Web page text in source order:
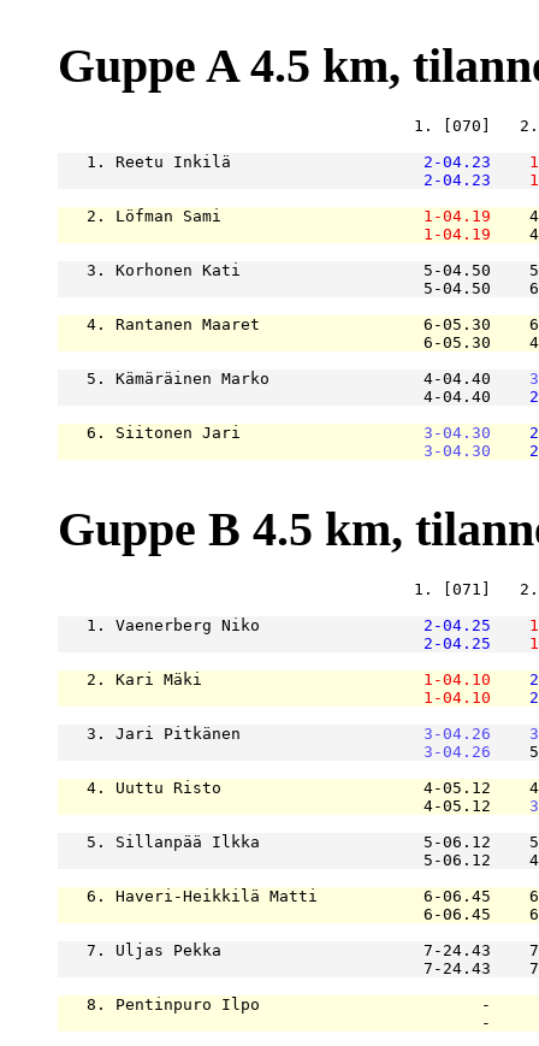
Guppe A 4.5 km,
1. [070]
   1. Reetu Inkilä
2-04.23
2-04.23
   2. Löfman Sami
1-04.19
1-04.19
3. Korhonen Kati                   5-04.50
5-04.50
4. Rantanen Maaret                 6-05.30
6-05.30
   5. Kämäräinen Marko                4-04.40
                                      4-04.40
   6. Siitonen Jari
3-04.30
3-04.30
Guppe B 4.5 km,
1. [071]
   1. Vaenerberg Niko
2-04.25
2-04.25
   2. Kari Mäki
1-04.10
1-04.10
   3. Jari Pitkänen
3-04.26
3-04.26
4. Uuttu Risto                     4-05.12
                                      4-05.12
5. Sillanpää Ilkka                 5-06.12
5-06.12
6. Haveri-Heikkilä Matti           6-06.45
6-06.45
7. Uljas Pekka                     7-24.43
7-24.43
8. Pentinpuro Ilpo                       -
-